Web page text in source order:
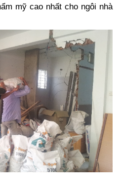
mỹ cao nhất cho ngôi nhà